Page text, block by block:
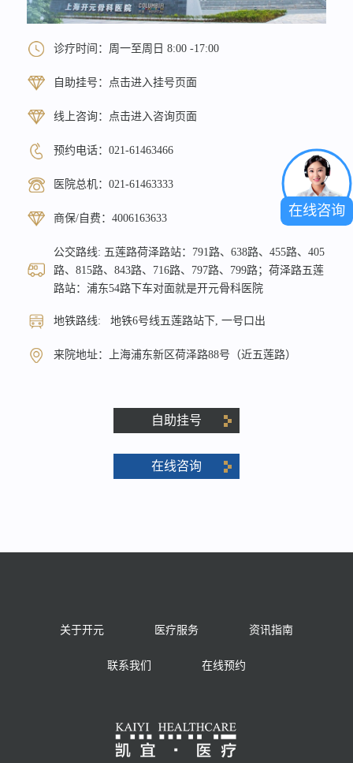
诊疗时间：周一至周日 8:00 -17:00
自助挂号： 点击进入挂号页面
线上咨询： 点击进入咨询页面
预约电话： 021-61463466
医院总机： 021-61463333
商保/自费： 4006163633
公交路线: 五莲路荷泽路站：791路、638路、455路、405
路、815路、843路、716路、797路、799路；荷泽路五莲
路站：浦东54路下车对面就是开元骨科医院
地铁路线: 地铁6号线五莲路站下, 一号口出
来院地址：上海浦东新区荷泽路88号（近五莲路）
自助挂号
在线咨询
关于开元 医疗服务 资讯指南
联系我们 在线预约
在线咨询